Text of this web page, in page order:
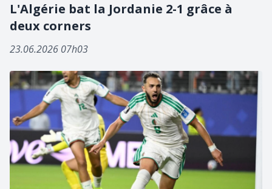
L'Algérie bat la Jordanie 2-1 grâce à
deux corners
23.06.2026 07h03